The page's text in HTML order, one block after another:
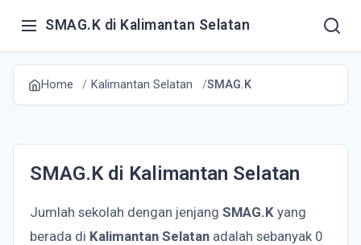
SMAG.K di Kalimantan Selatan
Home Kalimantan Selatan SMAG.K
SMAG.K di Kalimantan Selatan
Jumlah sekolah dengan jenjang SMAG.K yang
berada di Kalimantan Selatan adalah sebanyak 0